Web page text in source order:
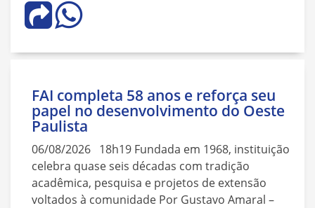
FAI completa 58 anos e reforça seu
papel no desenvolvimento do Oeste
Paulista
06/08/2026 18h19 Fundada em 1968, instituição
celebra quase seis décadas com tradição
acadêmica, pesquisa e projetos de extensão
voltados à comunidade Por Gustavo Amaral –